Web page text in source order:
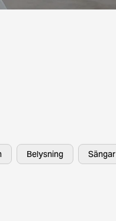
Belysning Sängar